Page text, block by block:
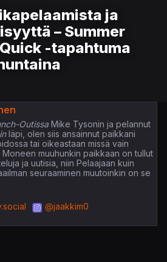
ja
– Summer
-tapahtuma
OutissaMike Tysonin ja pelannut
läpi, olen siis ansainnut paikkani
tai oikeastaan missä vain
muuhunkin paikkaan on tullut
ja uutisia, niin Pelaajaan kuin
seuraaminen muutoinkin on se
@jaakkim0